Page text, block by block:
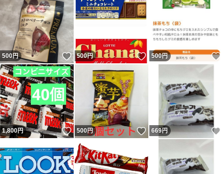
500円 いいね！
500円 いいね！
500円
1,800円 いいね！
500円 いいね！
669円